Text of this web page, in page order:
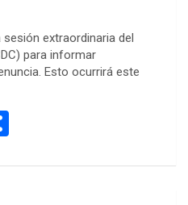
extraordinaria del
para informar
Esto ocurrirá este
m